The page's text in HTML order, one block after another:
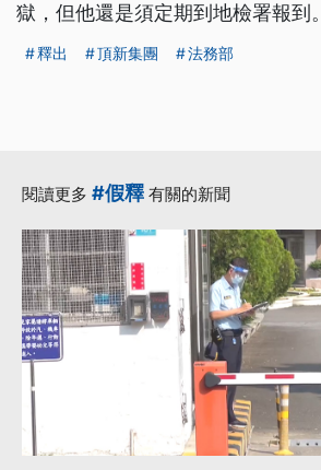
獄，但他還是須定期到地檢署報到。
釋出 頂新集團 法務部
閱讀更多 #假釋 有關的新聞